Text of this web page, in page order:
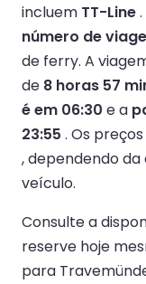
incluem TT-Line.
número de
de ferry. A
de 8 horas 57
é em 06:30 e a
23:55 . Os
, dependendo
veículo.
Consulte a
reserve hoje
para